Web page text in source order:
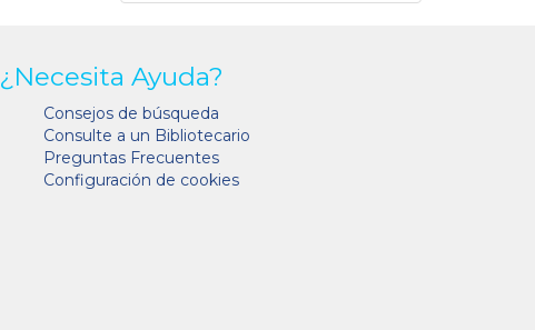
¿Necesita Ayuda?
Consejos de búsqueda
Consulte a un Bibliotecario
Preguntas Frecuentes
Configuración de cookies